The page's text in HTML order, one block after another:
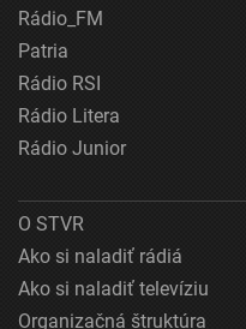
Rádio_FM
Patria
Rádio RSI
Rádio Litera
Rádio Junior
O STVR
Ako si naladiť rádiá
Ako si naladiť televíziu
Organizačná štruktúra